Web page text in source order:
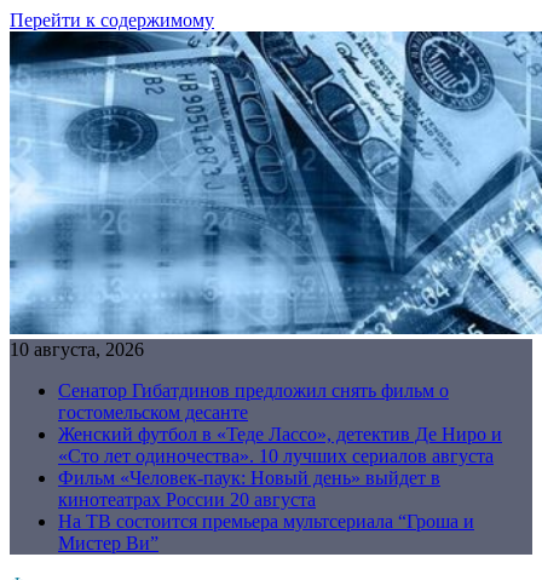
Перейти к содержимому
10 августа, 2026
Сенатор Гибатдинов предложил снять фильм о
гостомельском десанте
Женский футбол в «Теде Лассо», детектив Де Ниро и
«Сто лет одиночества». 10 лучших сериалов августа
Фильм «Человек-паук: Новый день» выйдет в
кинотеатрах России 20 августа
На ТВ состоится премьера мультсериала “Гроша и
Мистер Ви”